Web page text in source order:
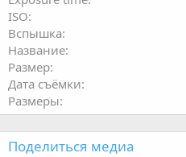
ISO
Вспышка
Название
Размер
Дата съёмки
Размеры
Поделиться медиа